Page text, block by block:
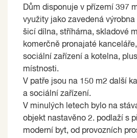
Dům disponuje v přízemí 397
využity jako zavedená výrobna
šicí dílna, stříhárna, skladové
komerčně pronajaté
sociální zařízení a kotelna,
místnosti.
V patře jsou na 150 m2 další
a sociální zařízení.
V minulých letech bylo na
objekt nastavěno 2. podlaží s
moderní byt, od provozních